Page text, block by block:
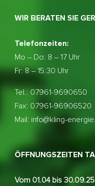
WIR BERATEN SIE
Telefonzeiten:
Mo – Do: 8 – 17 Uhr
Fr: 8 – 15:30 Uhr
Tel.: 07961-9690650
Fax: 07961-96906520
Mail: info@kling-
ÖFFNUNGSZEITEN
Vom 01.04 bis